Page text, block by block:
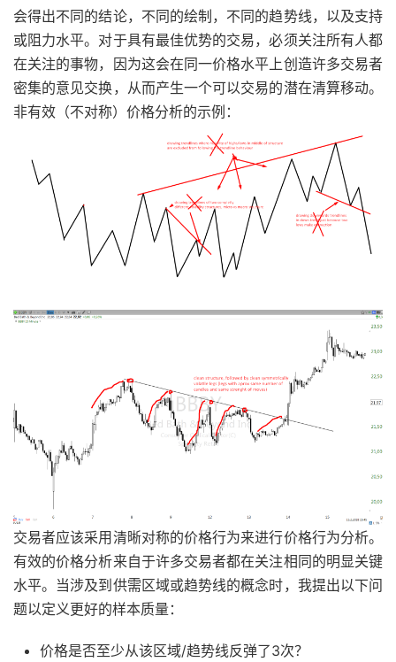
会得出不同的结论，不同的绘制，不同的趋势线，以及支持
或阻力水平。对于具有最佳优势的交易，必须关注所有人都
在关注的事物，因为这会在同一价格水平上创造许多交易者
密集的意见交换，从而产生一个可以交易的潜在清算移动。
非有效（不对称）价格分析的示例：
交易者应该采用清晰对称的价格行为来进行价格行为分析。
有效的价格分析来自于许多交易者都在关注相同的明显关键
水平。当涉及到供需区域或趋势线的概念时，我提出以下问
题以定义更好的样本质量：
价格是否至少从该区域/趋势线反弹了3次？